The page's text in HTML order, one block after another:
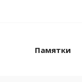
Памятки